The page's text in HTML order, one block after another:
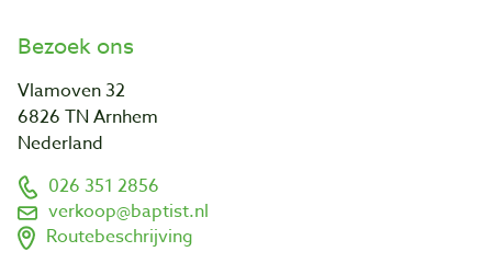
Bezoek ons
Vlamoven 32
6826 TN Arnhem
Nederland
026 351 2856
verkoop@baptist.nl
Routebeschrijving